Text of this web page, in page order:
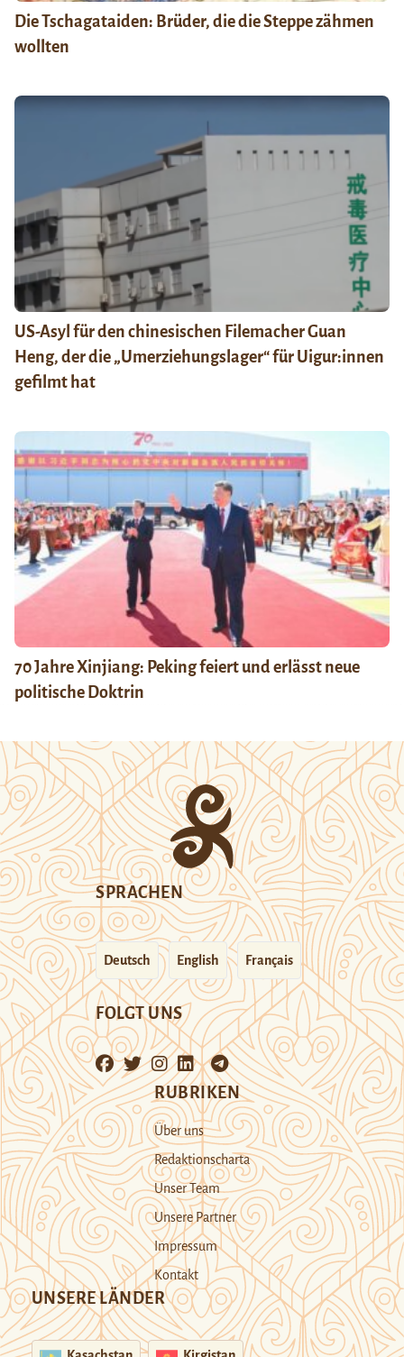
Die Tschagataiden: Brüder, die die Steppe zähmen
wollten
US-Asyl für den chinesischen Filemacher Guan
Heng, der die „Umerziehungslager“ für Uigur:innen
gefilmt hat
70 Jahre Xinjiang: Peking feiert und erlässt neue
politische Doktrin
SPRACHEN
Deutsch English Français
FOLGT UNS
RUBRIKEN
Über uns
Redaktionscharta
Unser Team
Unsere Partner
Impressum
Kontakt
UNSERE LÄNDER